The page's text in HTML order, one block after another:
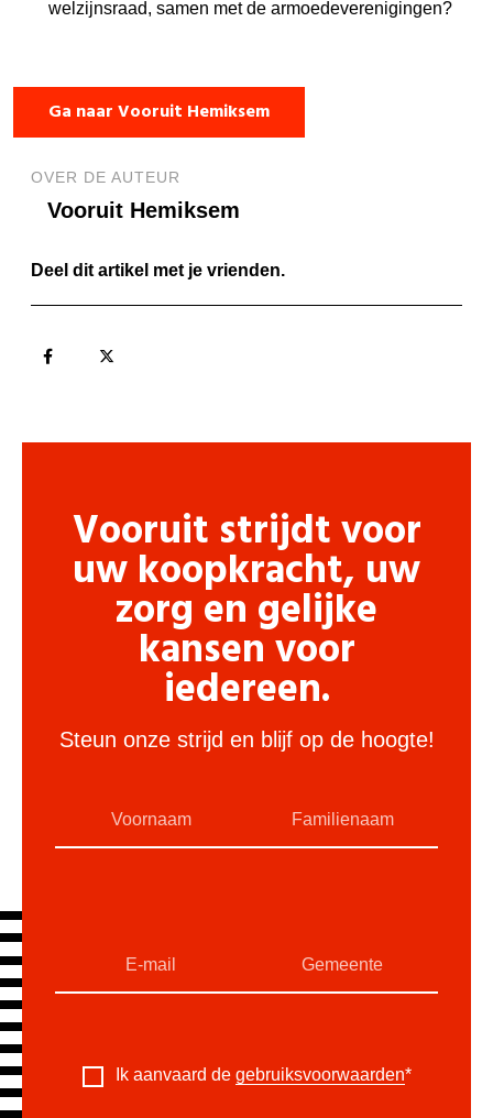
welzijnsraad, samen met de armoedeverenigingen?
Ga naar Vooruit Hemiksem
OVER DE AUTEUR
Vooruit Hemiksem
Deel dit artikel met je vrienden.
Vooruit strijdt voor
uw koopkracht, uw
zorg en gelijke
kansen voor
iedereen.
Steun onze strijd en blijf op de hoogte!
Ik aanvaard de gebruiksvoorwaarden*